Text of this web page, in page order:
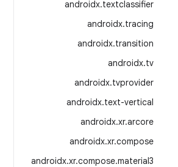
androidx.textclassifier
androidx.tracing
androidx.transition
androidx.tv
androidx.tvprovider
androidx.text-vertical
androidx.xr.arcore
androidx.xr.compose
androidx.xr.compose.material3